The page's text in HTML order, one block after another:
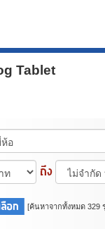
Tablet
[ค้นหาจากทั้งหมด 329